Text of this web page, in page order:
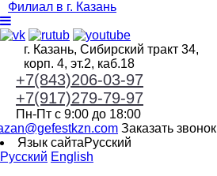
Филиал в г. Казань
г. Казань, Сибирский тракт 34,
корп. 4, эт.2, каб.18
+7(843)206-03-97
+7(917)279-79-97
Пн-Пт с 9:00 до 18:00
Заказать звонок
Язык сайтаРусский
Русский English